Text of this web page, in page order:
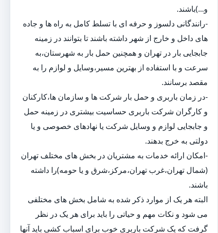
و...)باشند.
-رانندگانی دلسوز و حرفه ای با تسلط کامل به راه ها و جاده
های داخل و خارج از شهر داشته باشند تا بتوانند در زمینه
جابجایی بار در تهران و همچنین حمل بار به شهرستان،به
سرعت و با استفاده از بهترین مسیر،وسایل و لوازم را به
مقصد برسانند.
-در زمان باربری و حمل بار شرکت ها و سازمان ها،کارکنان
و کارگران شرکت باربری حساسیت بیشتری در زمینه حمل
و جابجایی لوازم و وسایل شرکت یا نهادهای خصوصی و یا
دولتی به خرج بدهند.
-امکان ارائه خدمات به مشتریان در بخش های مختلف تهران
(شمال تهران،غرب تهران،مرکز،شرق و یا حومه)را داشته
باشند.
البته هر یک از موارد ذکر شده به شامل بخش های مختلفی
می شود و نکات مهم و حیاتی را باید برای هر یک در نظر
گرفت که یک شرکت باربری خوب برای اسباب کشی باید آنها